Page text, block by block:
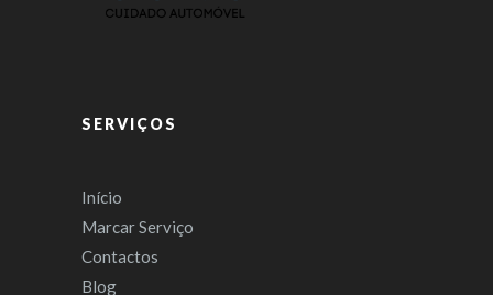
SERVIÇOS
Início
Marcar Serviço
Contactos
Blog